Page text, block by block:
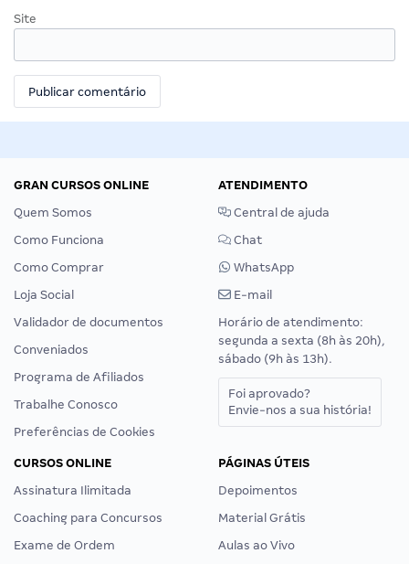
Site
GRAN CURSOS ONLINE
Quem Somos
Como Funciona
Como Comprar
Loja Social
Validador de documentos
Conveniados
Programa de Afiliados
Trabalhe Conosco
Preferências de Cookies
ATENDIMENTO
Central de ajuda
Chat
WhatsApp
E-mail
Horário de atendimento:
segunda a sexta (8h às 20h),
sábado (9h às 13h).
Foi aprovado?
Envie-nos a sua história!
CURSOS ONLINE
Assinatura Ilimitada
Coaching para Concursos
Exame de Ordem
PÁGINAS ÚTEIS
Depoimentos
Material Grátis
Aulas ao Vivo